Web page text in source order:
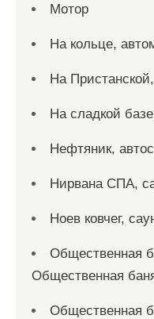
Мотор
На кольце,
На
На сладкой
Нефтяник,
Нирвана СПА,
Ноев ковчег,
Общественная
Общественная
Общественная